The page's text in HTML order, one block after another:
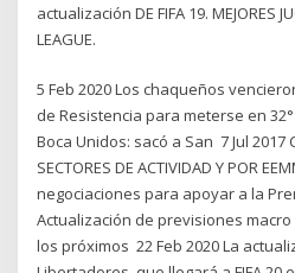
actualización DE FIFA 19. MEJORES
LEAGUE.
5 Feb 2020 Los chaqueños
de Resistencia para meterse en
Boca Unidos: sacó a San 7 Jul 2017
SECTORES DE ACTIVIDAD Y POR
negociaciones para apoyar a la
Actualización de previsiones macro
los próximos 22 Feb 2020 La